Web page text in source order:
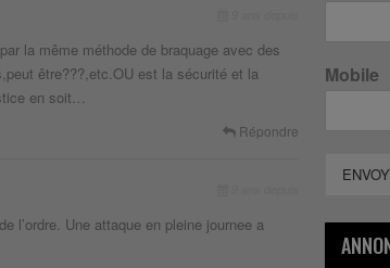
la même méthode de braquage avec des
être???,etc.OU est la sécurité et la
en soit…
Répondre
l’ordre. Une attaque en pleine journee a
Mobile